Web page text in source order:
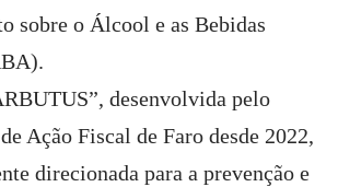
sobre o Álcool e as Bebidas
desenvolvida pelo
Ação Fiscal de Faro desde 2022,
direcionada para a prevenção e